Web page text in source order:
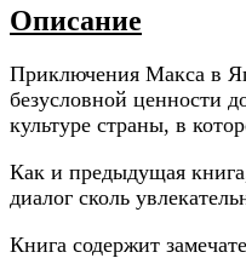
Описание
Приключения Макса в
безусловной ценности
культуре страны, в
Как и предыдущая
диалог сколь
Книга содержит